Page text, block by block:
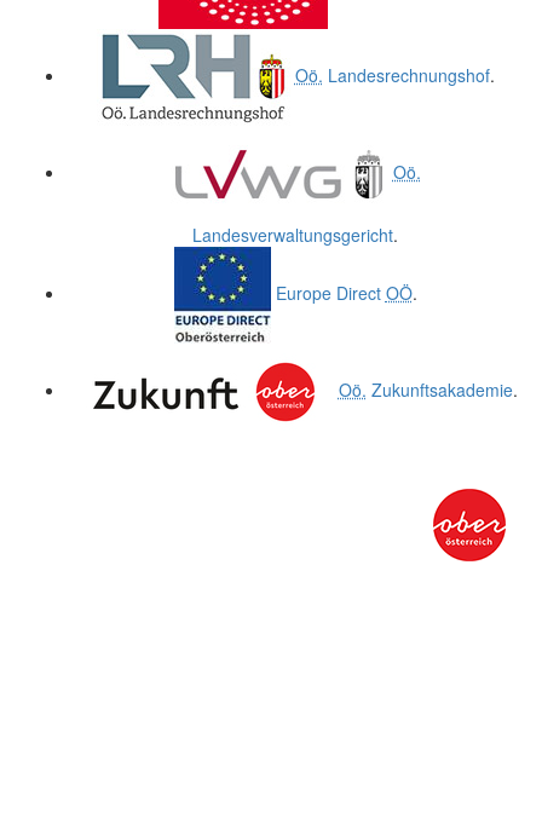
Oö. Landesrechnungshof.
Oö.
Landesverwaltungsgericht.
Europe Direct OÖ.
Oö. Zukunftsakademie.